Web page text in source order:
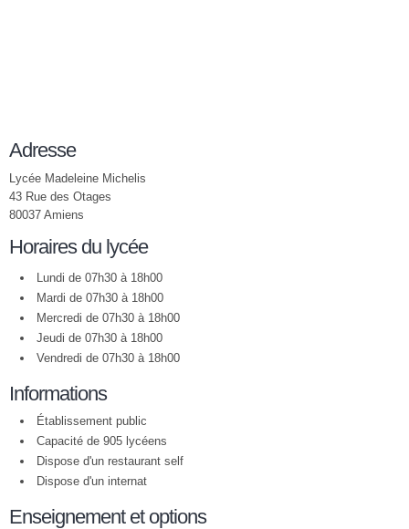
Adresse
Lycée Madeleine Michelis
43 Rue des Otages
80037 Amiens
Horaires du lycée
Lundi de 07h30 à 18h00
Mardi de 07h30 à 18h00
Mercredi de 07h30 à 18h00
Jeudi de 07h30 à 18h00
Vendredi de 07h30 à 18h00
Informations
Établissement public
Capacité de 905 lycéens
Dispose d'un restaurant self
Dispose d'un internat
Enseignement et options